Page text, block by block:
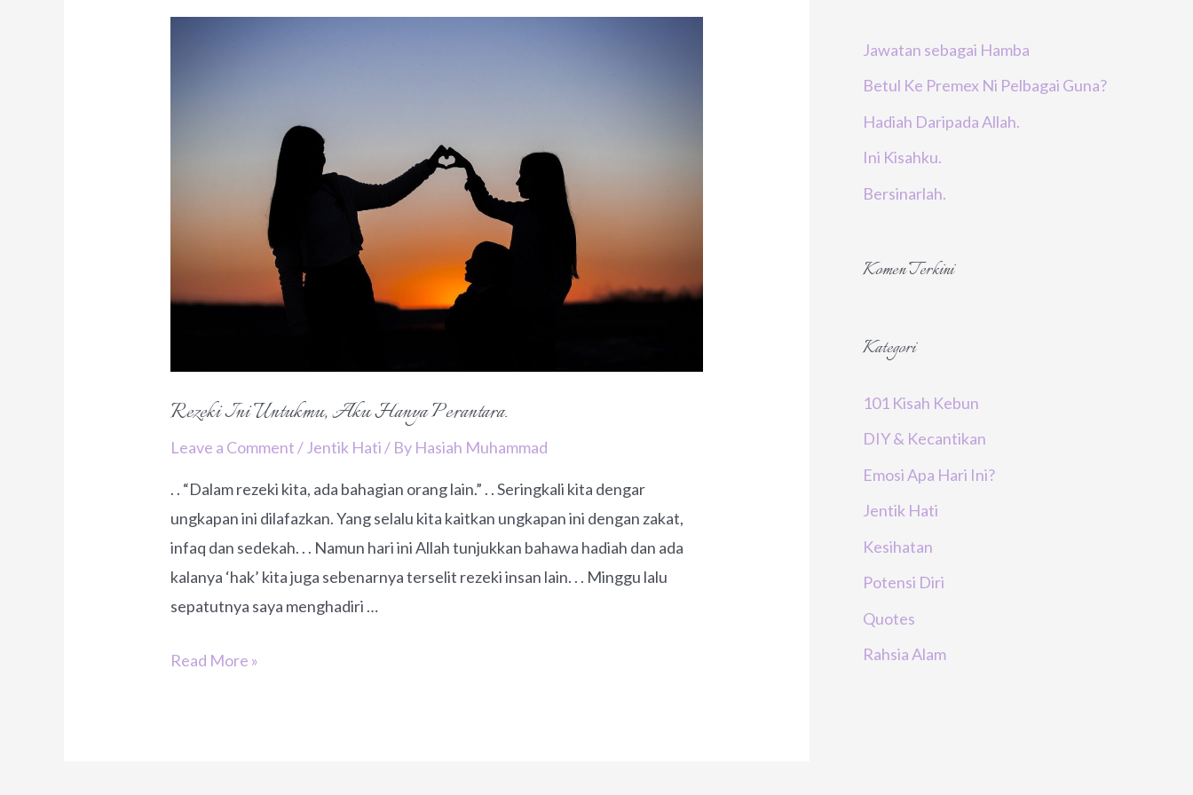
Rezeki Ini Untukmu, Aku Hanya Perantara.
Leave a Comment/ Jentik Hati/ By Hasiah Muhammad
. . “Dalam rezeki kita, ada bahagian orang lain.” . . Seringkali kita dengar
ungkapan ini dilafazkan. Yang selalu kita kaitkan ungkapan ini dengan zakat,
infaq dan sedekah. . . Namun hari ini Allah tunjukkan bahawa hadiah dan ada
kalanya ‘hak’ kita juga sebenarnya terselit rezeki insan lain. . . Minggu lalu
sepatutnya saya menghadiri …
Rezeki
Read More »
:Jawatan sebagai Hamba
Betul Ke Premex Ni Pelbagai Guna?
Hadiah Daripada Allah.
Ini Kisahku.
Bersinarlah.
Komen Terkini
Kategori
101 Kisah Kebun
DIY & Kecantikan
Emosi Apa Hari Ini?
Jentik Hati
Kesihatan
Potensi Diri
Quotes
Rahsia Alam